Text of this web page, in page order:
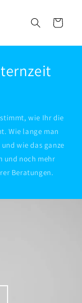
Warenkorb
wie Ihr die
Wie lange man
wie das ganze
und noch mehr
Beratungen.